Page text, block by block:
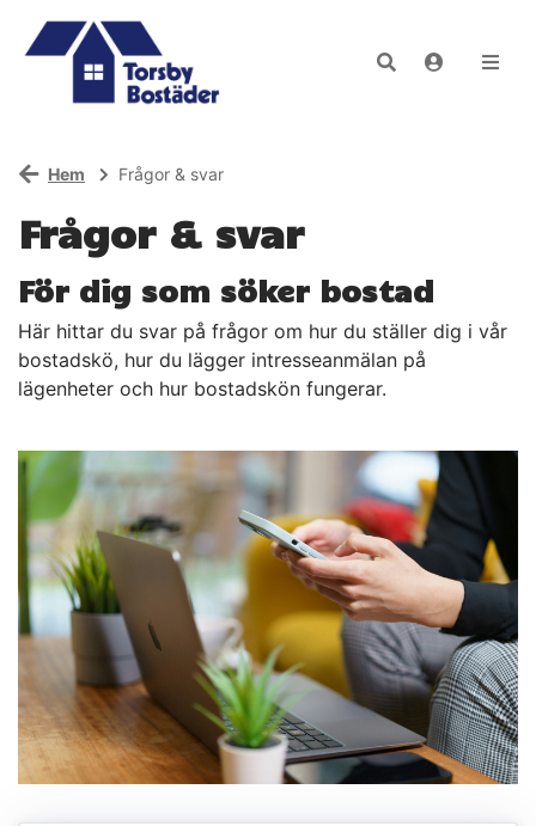
Hem Frågor & svar
Frågor & svar
För dig som söker bostad
Här hittar du svar på frågor om hur du ställer dig i vår
bostadskö, hur du lägger intresseanmälan på
lägenheter och hur bostadskön fungerar.